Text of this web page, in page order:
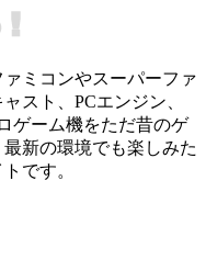
ァミコンやスーパーファ
スト、PCエンジン、
ゲーム機をただ昔のゲ
新の環境でも楽しみた
です。